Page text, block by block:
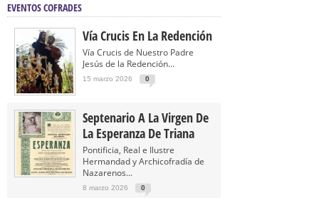
EVENTOS COFRADES
Vía Crucis En La Redención
Vía Crucis de Nuestro Padre
Jesús de la Redención...
15 marzo 2026 0
Septenario A La Virgen De
La Esperanza De Triana
Pontificia, Real e Ilustre
Hermandad y Archicofradía de
Nazarenos...
8 marzo 2026 0